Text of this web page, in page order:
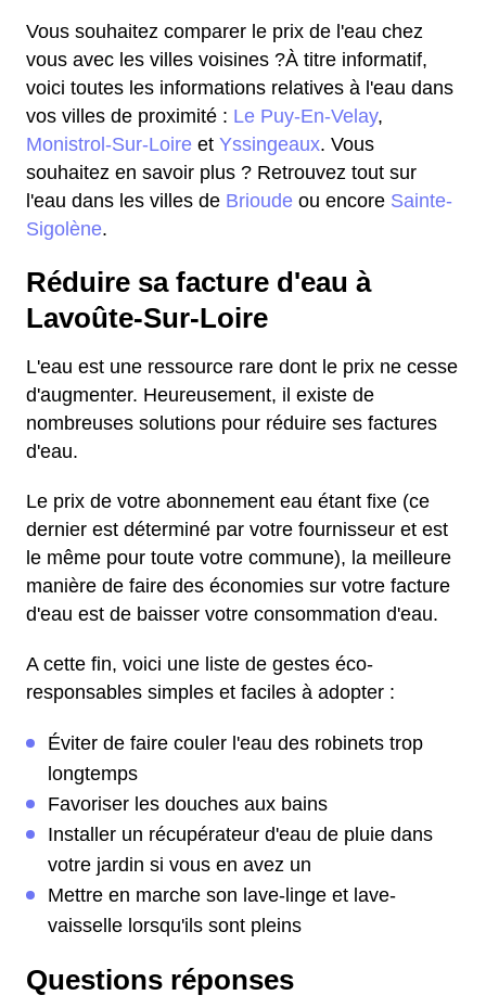
Vous souhaitez comparer le prix de l'eau chez
vous avec les villes voisines ?À titre informatif,
voici toutes les informations relatives à l'eau dans
vos villes de proximité : Le Puy-En-Velay,
Monistrol-Sur-Loire et Yssingeaux. Vous
souhaitez en savoir plus ? Retrouvez tout sur
l'eau dans les villes de Brioude ou encore Sainte-
Sigolène.
Réduire sa facture d'eau à
Lavoûte-Sur-Loire
L'eau est une ressource rare dont le prix ne cesse
d'augmenter. Heureusement, il existe de
nombreuses solutions pour réduire ses factures
d'eau.
Le prix de votre abonnement eau étant fixe (ce
dernier est déterminé par votre fournisseur et est
le même pour toute votre commune), la meilleure
manière de faire des économies sur votre facture
d'eau est de baisser votre consommation d'eau.
A cette fin, voici une liste de gestes éco-
responsables simples et faciles à adopter :
Éviter de faire couler l'eau des robinets trop
longtemps
Favoriser les douches aux bains
Installer un récupérateur d'eau de pluie dans
votre jardin si vous en avez un
Mettre en marche son lave-linge et lave-
vaisselle lorsqu'ils sont pleins
Questions réponses